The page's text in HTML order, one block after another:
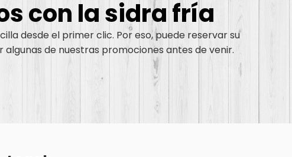
con la sidra fría
desde el primer clic. Por eso, puede reservar su
de nuestras promociones antes de venir.